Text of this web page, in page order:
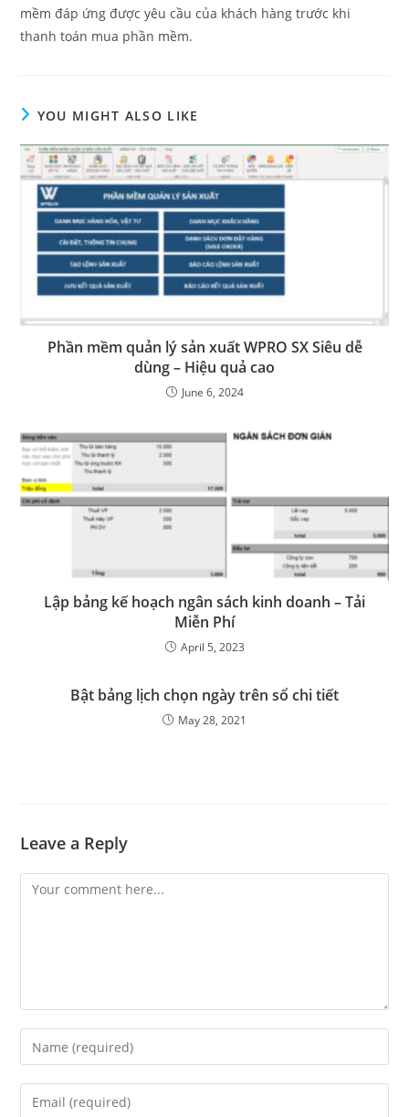
mềm đáp ứng được yêu cầu của khách hàng trước khi
thanh toán mua phần mềm.
YOU MIGHT ALSO LIKE
Phần mềm quản lý sản xuất WPRO SX Siêu dễ
dùng – Hiệu quả cao
June 6, 2024
Lập bảng kế hoạch ngân sách kinh doanh – Tải
Miễn Phí
April 5, 2023
Bật bảng lịch chọn ngày trên sổ chi tiết
May 28, 2021
Leave a Reply
Comment
Enter
your
name
Enter